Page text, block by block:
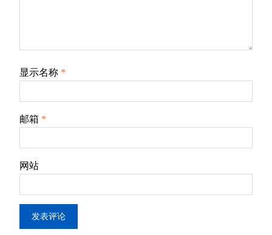
显示名称 *
邮箱 *
网站